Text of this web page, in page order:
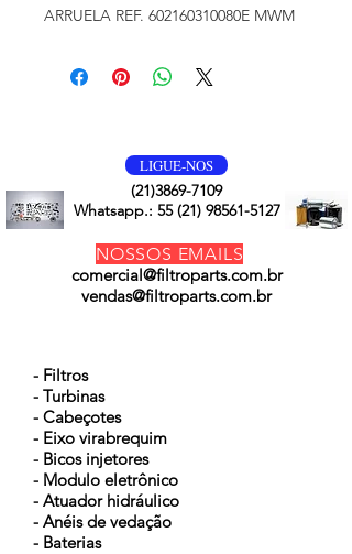
ARRUELA REF. 602160310080E MWM
LIGUE-NOS
(21)3869-7109
Whatsapp.: 55 (21) 98561-5127
NOSSOS EMAILS
comercial@filtroparts.com.br
vendas@filtroparts.com.br
- Filtros
- Turbinas
- Cabeçotes
- Eixo virabrequim
- Bicos injetores
- Modulo eletrônico
- Atuador hidráulico
- Anéis de vedação
- Baterias